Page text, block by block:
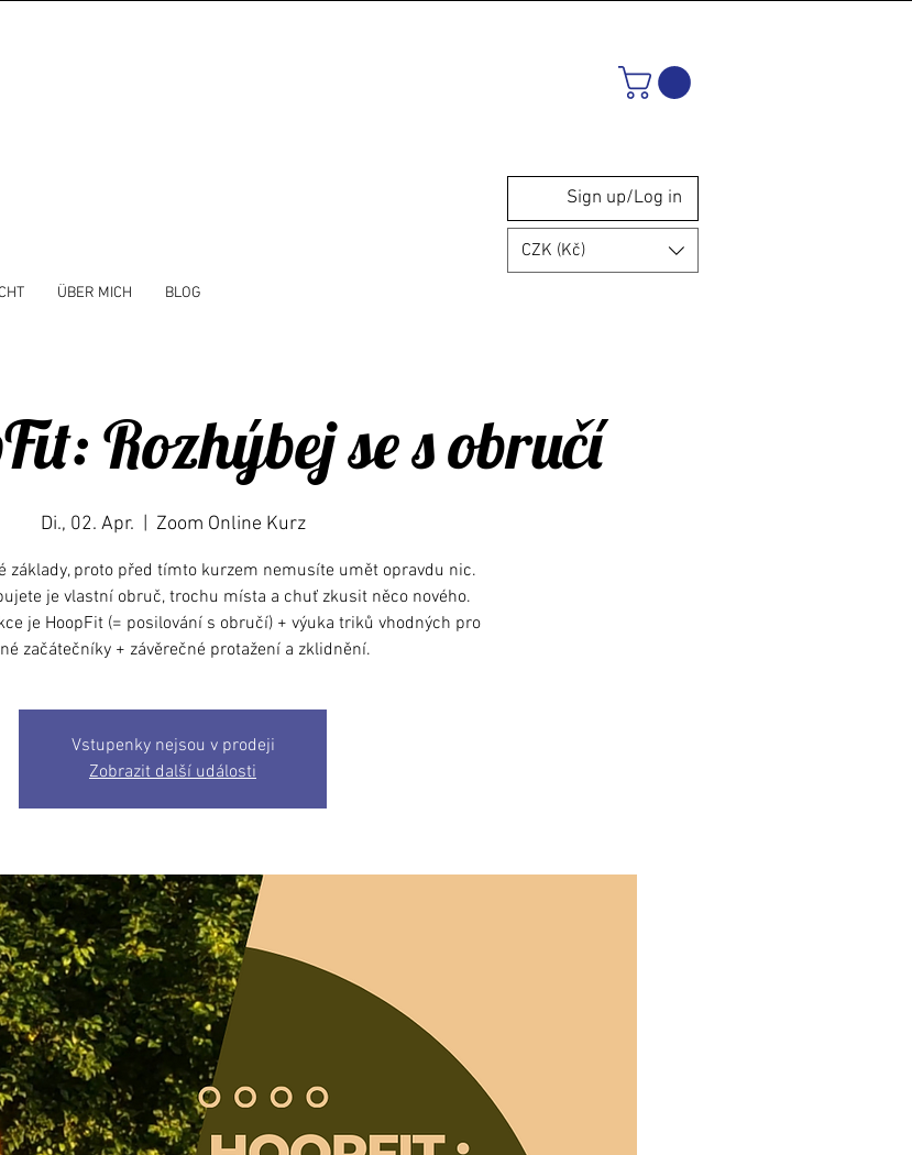
Sign up/Log in
CZK (Kč)
ÜBER MICH BLOG
Rozhýbej se s obručí
Di., 02. Apr. Zoom Online Kurz
základy, proto před tímto kurzem nemusíte umět opravdu nic.
je vlastní obruč, trochu místa a chuť zkusit něco nového.
je HoopFit (= posilování s obručí) + výuka triků vhodných pro
začátečníky + závěrečné protažení a zklidnění.
Vstupenky nejsou v prodeji
Zobrazit další události